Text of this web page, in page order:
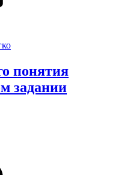
понятия
задании